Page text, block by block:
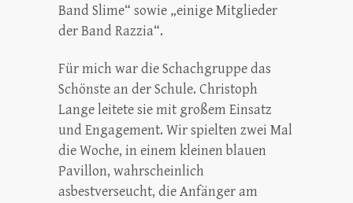
Band Slime“ sowie „einige Mitglieder
der Band Razzia“.
Für mich war die Schachgruppe das
Schönste an der Schule. Christoph
Lange leitete sie mit großem Einsatz
und Engagement. Wir spielten zwei Mal
die Woche, in einem kleinen blauen
Pavillon, wahrscheinlich
asbestverseucht, die Anfänger am